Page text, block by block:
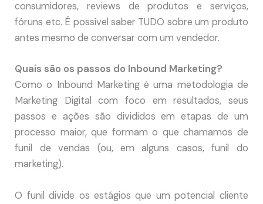
consumidores, reviews de produtos e serviços,
fóruns etc. É possível saber TUDO sobre um produto
antes mesmo de conversar com um vendedor.
Quais são os passos do Inbound Marketing?
Como o Inbound Marketing é uma metodologia de
Marketing Digital com foco em resultados, seus
passos e ações são divididos em etapas de um
processo maior, que formam o que chamamos de
funil de vendas (ou, em alguns casos, funil do
marketing).
O funil divide os estágios que um potencial cliente